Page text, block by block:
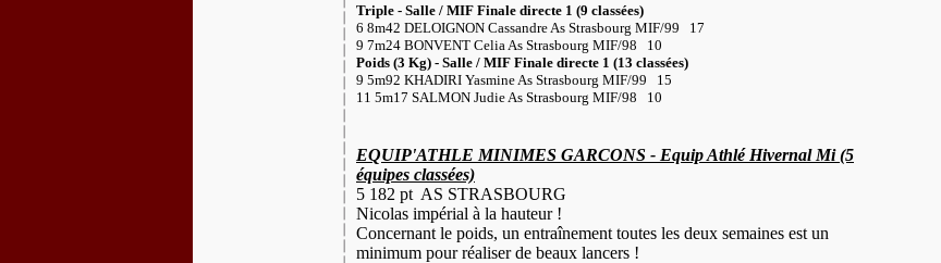
Triple - Salle / MIF Finale directe 1 (9 classées)
6 8m42 DELOIGNON Cassandre As Strasbourg MIF/99
17
9 7m24 BONVENT Celia As Strasbourg MIF/98
10
Poids (3 Kg) - Salle / MIF Finale directe 1 (13 classées)
9 5m92 KHADIRI Yasmine As Strasbourg MIF/99
15
11 5m17 SALMON Judie As Strasbourg MIF/98
10
EQUIP'ATHLE MINIMES GARCONS - Equip Athlé Hivernal Mi (5
équipes classées)
5 182 pt AS STRASBOURG
Nicolas impérial à la hauteur !
Concernant le poids, un entraînement toutes les deux semaines est un
minimum pour réaliser de beaux lancers !